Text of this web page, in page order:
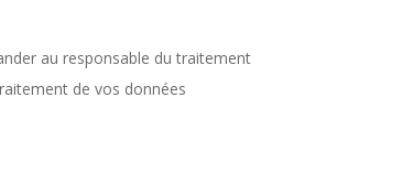
au responsable du traitement
de vos données